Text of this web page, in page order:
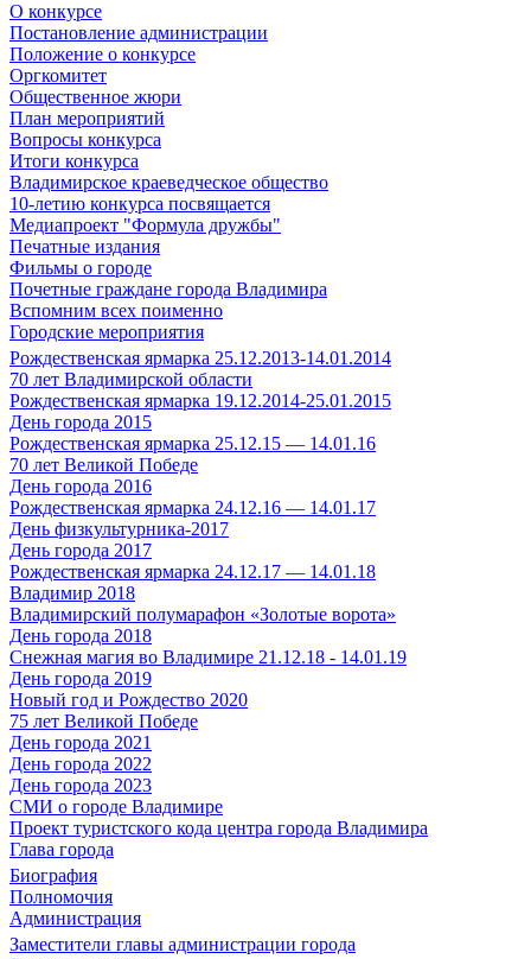
О конкурсе
Постановление администрации
Положение о конкурсе
Оргкомитет
Общественное жюри
План мероприятий
Вопросы конкурса
Итоги конкурса
Владимирское краеведческое общество
10-летию конкурса посвящается
Медиапроект "Формула дружбы"
Печатные издания
Фильмы о городе
Почетные граждане города Владимира
Вспомним всех поименно
Городские мероприятия
Рождественская ярмарка 25.12.2013-14.01.2014
70 лет Владимирской области
Рождественская ярмарка 19.12.2014-25.01.2015
День города 2015
Рождественская ярмарка 25.12.15 — 14.01.16
70 лет Великой Победе
День города 2016
Рождественская ярмарка 24.12.16 — 14.01.17
День физкультурника-2017
День города 2017
Рождественская ярмарка 24.12.17 — 14.01.18
Владимир 2018
Владимирский полумарафон «Золотые ворота»
День города 2018
Снежная магия во Владимире 21.12.18 - 14.01.19
День города 2019
Новый год и Рождество 2020
75 лет Великой Победе
День города 2021
День города 2022
День города 2023
СМИ о городе Владимире
Проект туристского кода центра города Владимира
Глава города
Биография
Полномочия
Администрация
Заместители главы администрации города